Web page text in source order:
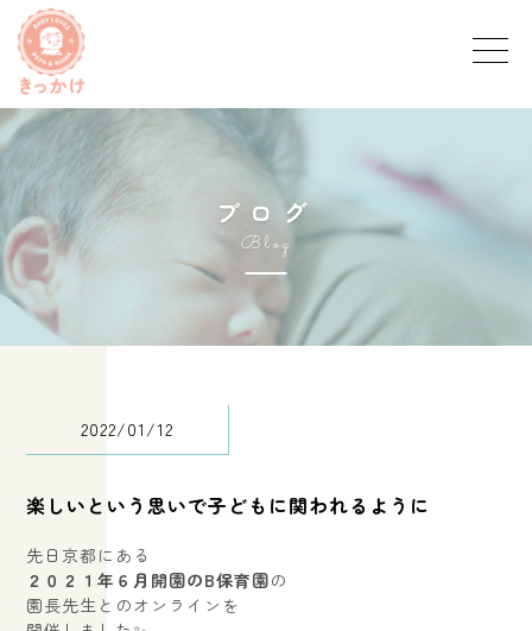
ブ ロ グ
Blog
2022/01/12
楽しいという思いで子どもに関われるように
先日京都にある
２０２１年６月開園のB保育園の
園長先生とのオンラインを